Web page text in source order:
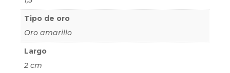
Tipo de oro
Oro amarillo
Largo
2 cm